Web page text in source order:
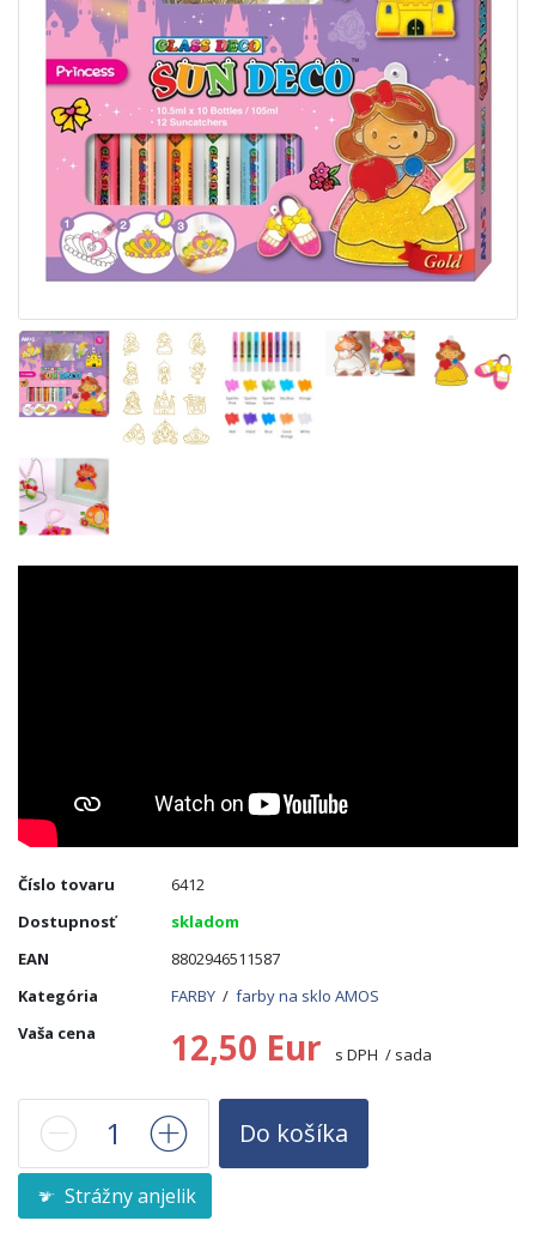
Číslo tovaru
6412
Dostupnosť
skladom
EAN
8802946511587
Kategória
FARBY / farby na sklo AMOS
Vaša cena
12,50 Eur s DPH / sada
Do košíka
Strážny anjelik